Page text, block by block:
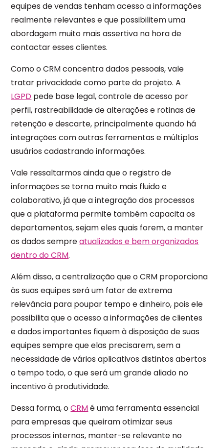
equipes de vendas tenham acesso a informações
realmente relevantes e que possibilitem uma
abordagem muito mais assertiva na hora de
contactar esses clientes.
Como o CRM concentra dados pessoais, vale
tratar privacidade como parte do projeto. A
LGPD pede base legal, controle de acesso por
perfil, rastreabilidade de alterações e rotinas de
retenção e descarte, principalmente quando há
integrações com outras ferramentas e múltiplos
usuários cadastrando informações.
Vale ressaltarmos ainda que o registro de
informações se torna muito mais fluido e
colaborativo, já que a integração dos processos
que a plataforma permite também capacita os
departamentos, sejam eles quais forem, a manter
os dados sempreatualizados e bem organizados
dentro do CRM.
Além disso, a centralização que o CRM proporciona
às suas equipes será um fator de extrema
relevância para poupar tempo e dinheiro, pois ele
possibilita que o acesso a informações de clientes
e dados importantes fiquem à disposição de suas
equipes sempre que elas precisarem, sem a
necessidade de vários aplicativos distintos abertos
o tempo todo, o que será um grande aliado no
incentivo à produtividade.
Dessa forma, oCRMé uma ferramenta essencial
para empresas que queiram otimizar seus
processos internos, manter-se relevante no